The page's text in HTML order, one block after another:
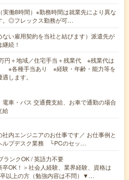
働8時間）※勤務時間は就業先により異な
。◎フレックス勤務が可…
ない雇用契約を当社と結びます）派遣先が
続！
円＋地域／住宅手当＋残業代 ※残業代は
※各種手当あり ※経験・年齢・能力等を
します。
車・バス 交通費支給、お車で通勤の場合
給
内エンジニアのお仕事です／ お仕事例と
ルプデスク業務 └PCのセッ…
ランクOK / 英語力不要
卒OK！＞社会人経験、業界経験、資格は
以上の方（勉強内容は不問）▼…